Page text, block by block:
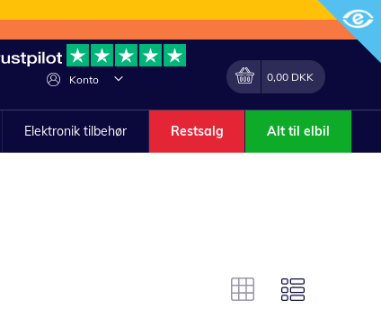
Konto
Lave
Min indkøbskurv
0,00 DKK
Elektronik tilbehør Restsalg Alt til elbil